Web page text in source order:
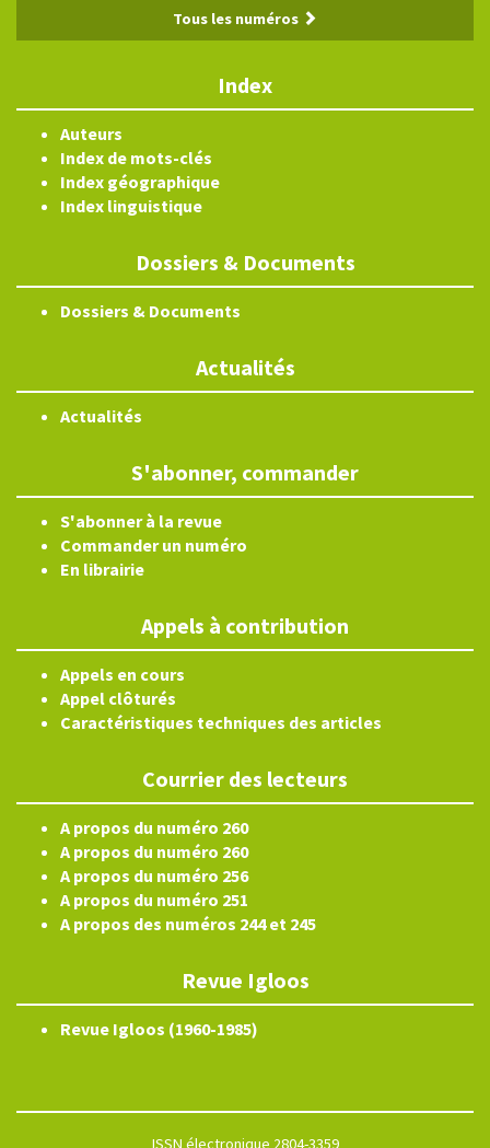
Tous les numéros
Index
Auteurs
Index de mots-clés
Index géographique
Index linguistique
Dossiers & Documents
Dossiers & Documents
Actualités
Actualités
S'abonner, commander
S'abonner à la revue
Commander un numéro
En librairie
Appels à contribution
Appels en cours
Appel clôturés
Caractéristiques techniques des articles
Courrier des lecteurs
A propos du numéro 260
A propos du numéro 260
A propos du numéro 256
A propos du numéro 251
A propos des numéros 244 et 245
Revue Igloos
Revue Igloos (1960-1985)
ISSN électronique 2804-3359